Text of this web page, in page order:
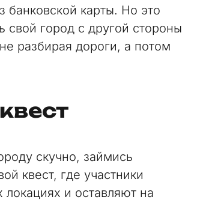
карты. Но это
свой город с другой стороны
разбирая дороги, а потом
скучно, займись
квест, где участники
и оставляют на